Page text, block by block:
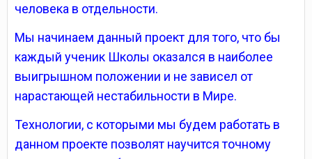
человека в отдельности.
Мы начинаем данный проект для того, что бы
каждый ученик Школы оказался в наиболее
выигрышном положении и не зависел от
нарастающей нестабильности в Мире.
Технологии, с которыми мы будем работать в
данном проекте позволят научится точному